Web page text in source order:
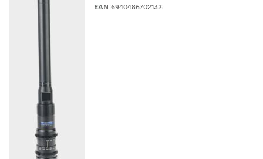
Калъф за обектив
EAN 6940486702132